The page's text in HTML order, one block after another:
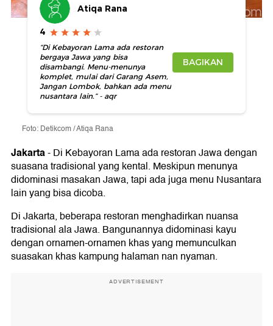
Atiqa Rana
4
“Di Kebayoran Lama ada restoran
bergaya Jawa yang bisa
disambangi. Menu-menunya
komplet, mulai dari Garang Asem,
Jangan Lombok, bahkan ada menu
nusantara lain.” - aqr
BAGIKAN
Foto: Detikcom / Atiqa Rana
Jakarta-Di Kebayoran Lama ada restoran Jawa dengan
suasana tradisional yang kental. Meskipun menunya
didominasi masakan Jawa, tapi ada juga menu Nusantara
lain yang bisa dicoba.
Di Jakarta, beberapa restoran menghadirkan nuansa
tradisional ala Jawa. Bangunannya didominasi kayu
dengan ornamen-ornamen khas yang memunculkan
suasakan khas kampung halaman nan nyaman.
ADVERTISEMENT